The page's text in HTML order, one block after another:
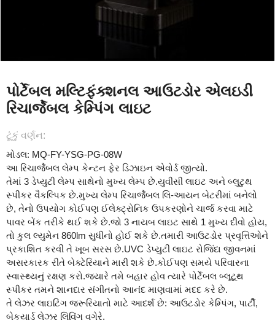
પોર્ટેબલ મલ્ટિફંક્શનલ આઉટડોર એલઇડી
રિચાર્જેબલ કેમ્પિંગ લાઇટ
ટૂંકું વર્ણન:
મોડલ: MQ-FY-YSG-PG-08W
આ રિચાર્જેબલ લેમ્પ કેન્ટન ફેર ડિઝાઇન એવોર્ડ જીત્યો.
તેમાં 3 ડેપ્યુટી લેમ્પ સાથેનો મુખ્ય લેમ્પ છે.યુવીસી લાઇટ અને બ્લુટુથ
સ્પીકર વૈકલ્પિક છે.મુખ્ય લેમ્પ રિચાર્જેબલ લિ-આયન બેટરીમાં બનેલો
છે, તેનો ઉપયોગ કોઈપણ ઈલેક્ટ્રોનિક ઉપકરણોને ચાર્જ કરવા માટે
પાવર બેંક તરીકે થઈ શકે છે.જો 3 નાયબ લાઇટ સાથે 1 મુખ્ય દીવો હોય,
તો કુલ લ્યુમેન 860lm સુધીનો હોઈ શકે છે.તમારી આઉટડોર પ્રવૃત્તિઓને
પ્રકાશિત કરવી તે ખૂબ સરસ છે.UVC ડેપ્યુટી લાઇટ રોજિંદા જીવનમાં
અસરકારક રીતે બેક્ટેરિયાને મારી શકે છે.કોઈપણ સમયે પરિવારના
સ્વાસ્થ્યનું રક્ષણ કરો.જ્યારે તમે બહાર હોવ ત્યારે પોર્ટેબલ બ્લૂટૂથ
સ્પીકર તમને શાનદાર સંગીતનો આનંદ માણવામાં મદદ કરે છે.
તે લેઝર લાઇટિંગ જરૂરિયાતો માટે આદર્શ છે: આઉટડોર કેમ્પિંગ, પાર્ટી,
બેકયાર્ડ લેઝર લિવિંગ વગેરે.